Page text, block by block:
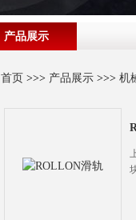
产品展示
首页 >>> 产品展示 >>>机